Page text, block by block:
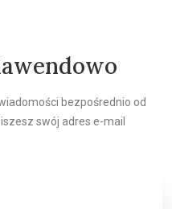
bezpośrednio od
swój adres e-mail